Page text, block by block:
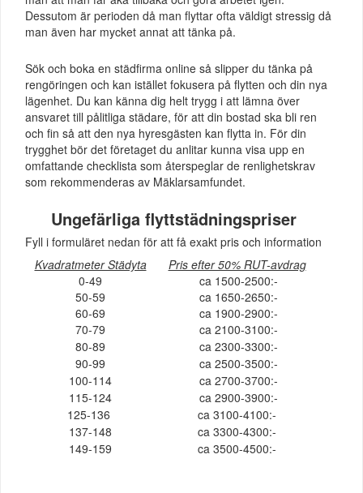
Dessutom är perioden då man flyttar ofta väldigt stressig då
man även har mycket annat att tänka på.
Sök och boka en städfirma online så slipper du tänka på
rengöringen och kan istället fokusera på flytten och din nya
lägenhet. Du kan känna dig helt trygg i att lämna över
ansvaret till pålitliga städare, för att din bostad ska bli ren
och fin så att den nya hyresgästen kan flytta in. För din
trygghet bör det företaget du anlitar kunna visa upp en
omfattande checklista som återspeglar de renlighetskrav
som rekommenderas av Mäklarsamfundet.
Ungefärliga flyttstädningspriser
Fyll i formuläret nedan för att få exakt pris och information
Kvadratmeter Städyta
Pris efter 50% RUT-avdrag
0-49
ca 1500-2500:-
50-59
ca 1650-2650:-
60-69
ca 1900-2900:-
70-79
ca 2100-3100:-
80-89
ca 2300-3300:-
90-99
ca 2500-3500:-
100-114
ca 2700-3700:-
115-124
ca 2900-3900:-
125-136
ca 3100-4100:-
137-148
ca 3300-4300:-
149-159
ca 3500-4500:-